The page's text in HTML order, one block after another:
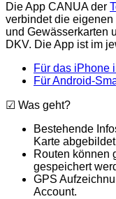
Die App CANUA der
verbindet die
und Gewässerkarten
DKV. Die App ist im
Für das iPhone
Für Android-
☑ Was geht?
Bestehende
Karte
Routen können
gespeichert
GPS
Account.